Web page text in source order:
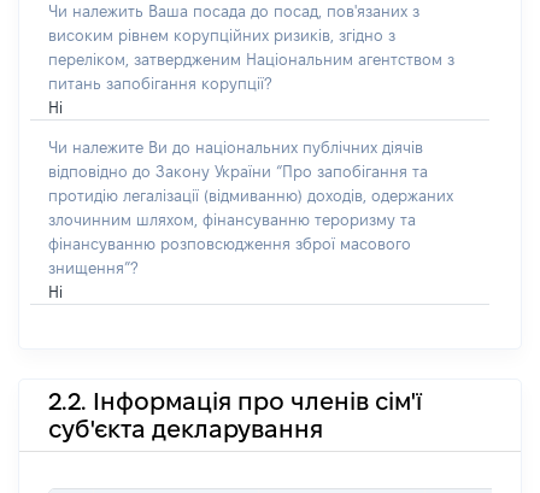
Чи належить Ваша посада до посад, пов'язаних з
високим рівнем корупційних ризиків, згідно з
переліком, затвердженим Національним агентством з
питань запобігання корупції?
Ні
Чи належите Ви до національних публічних діячів
відповідно до Закону України “Про запобігання та
протидію легалізації (відмиванню) доходів, одержаних
злочинним шляхом, фінансуванню тероризму та
фінансуванню розповсюдження зброї масового
знищення”?
Ні
2.2. Інформація про членів сім'ї
суб'єкта декларування